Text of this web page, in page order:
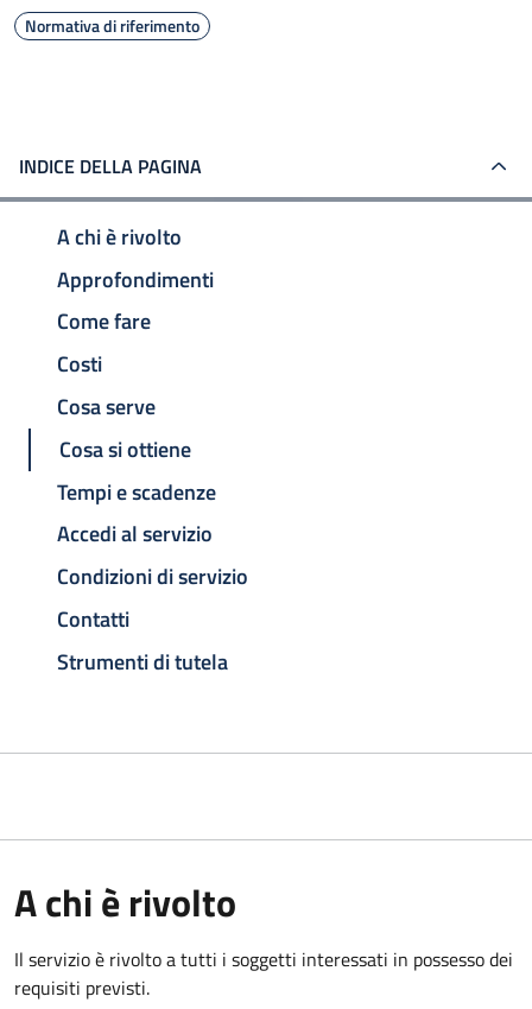
Normativa di riferimento
INDICE DELLA PAGINA
A chi è rivolto
Approfondimenti
Come fare
Costi
Cosa serve
Cosa si ottiene
Tempi e scadenze
Accedi al servizio
Condizioni di servizio
Contatti
Strumenti di tutela
A chi è rivolto
Il servizio è rivolto a tutti i soggetti interessati in possesso dei
requisiti previsti.